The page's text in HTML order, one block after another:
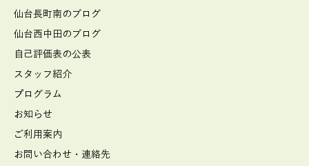
仙台長町南のブログ
仙台西中田のブログ
自己評価表の公表
スタッフ紹介
プログラム
お知らせ
ご利用案内
お問い合わせ・連絡先